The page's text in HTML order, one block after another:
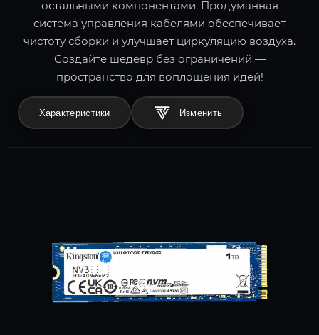
остальными компонентами. Продуманная
система управления кабелями обеспечивает
чистоту сборки и улучшает циркуляцию воздуха.
Создайте шедевр без ограничений —
пространство для воплощения идей!
Характеристики